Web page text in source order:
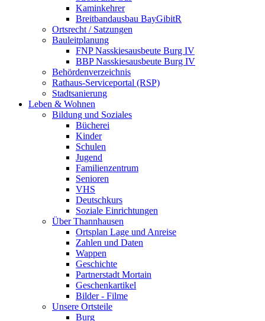
Kaminkehrer
Breitbandausbau BayGibitR
Ortsrecht / Satzungen
Bauleitplanung
FNP Nasskiesausbeute Burg IV
BBP Nasskiesausbeute Burg IV
Behördenverzeichnis
Rathaus-Serviceportal (RSP)
Stadtsanierung
Leben & Wohnen
Bildung und Soziales
Bücherei
Kinder
Schulen
Jugend
Familienzentrum
Senioren
VHS
Deutschkurs
Soziale Einrichtungen
Über Thannhausen
Ortsplan Lage und Anreise
Zahlen und Daten
Wappen
Geschichte
Partnerstadt Mortain
Geschenkartikel
Bilder - Filme
Unsere Ortsteile
Burg